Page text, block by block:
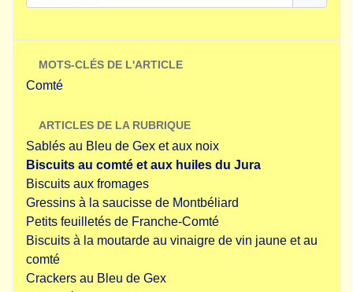
MOTS-CLÉS DE L'ARTICLE
Comté
ARTICLES DE LA RUBRIQUE
Sablés au Bleu de Gex et aux noix
Biscuits au comté et aux huiles du Jura
Biscuits aux fromages
Gressins à la saucisse de Montbéliard
Petits feuilletés de Franche-Comté
Biscuits à la moutarde au vinaigre de vin jaune et au
comté
Crackers au Bleu de Gex